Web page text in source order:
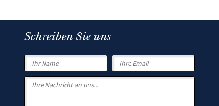
Schreiben Sie uns